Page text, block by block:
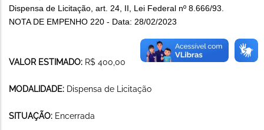
Dispensa de Licitação, art. 24, II, Lei Federal nº 8.666/93.
NOTA DE EMPENHO 220 - Data: 28/02/2023
VALOR ESTIMADO: R$ 400,00
MODALIDADE: Dispensa de Licitação
SITUAÇÃO: Encerrada